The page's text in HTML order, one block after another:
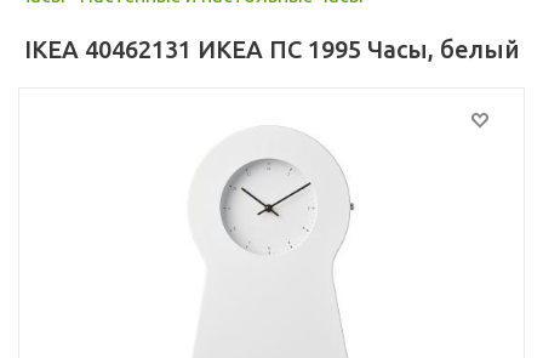
IKEA 40462131 ИКЕА ПС 1995 Часы, белый